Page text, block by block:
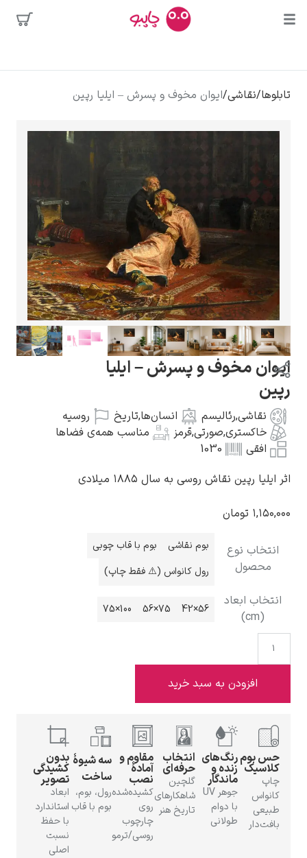
جستجوها
پیکاسو
فریدا کالوا
محبوب‌ترین
هنرمندان
ونسان ون گوگ
کامی پیسارو
ادوارد هاپر
ادگار دگا
تابلوها/نقاشی/ایوان مخوف و پسرش – ایلیا رپین
ایوان مخوف و پسرش – ایلیا
رپین
نقاشی,رئالیسم انسان‌ها,تاریخ
روسیه
خاکستری,صورتی,قرمز
مناسب همه‌ی فضاها
افقی
1030
اثر ایلیا رپین نقاش روسی به سال ۱۸۸۵ میلادی
۱,۱۵۰,۰۰۰ تومان
انتخاب نوع
محصول
بوم نقاشی
بوم با قاب چوبی
رول کانواس (⚠️ فقط چاپ)
انتخاب ابعاد
(cm)
56×42
75×56
100×75
افزودن به سبد خرید
حس بوم
کلاسیک
چاپ
کانواس
طبیعی
بافت‌دار
رنگ‌های
زنده و
ماندگار
جوهر UV
با دوام
طولانی
انتخاب
حرفه‌ای
گلچین
شاهکارهای
تاریخ هنر
مقاوم و
آمادهٔ
نصب
کشیده‌شده
روی
چارچوب
روسی/ترمو
سه شیوهٔ
ساخت
رول، بوم،
بوم با قاب
بدون
کشیدگی
تصویر
ابعاد
استاندارد
با حفظ
نسبت
اصلی